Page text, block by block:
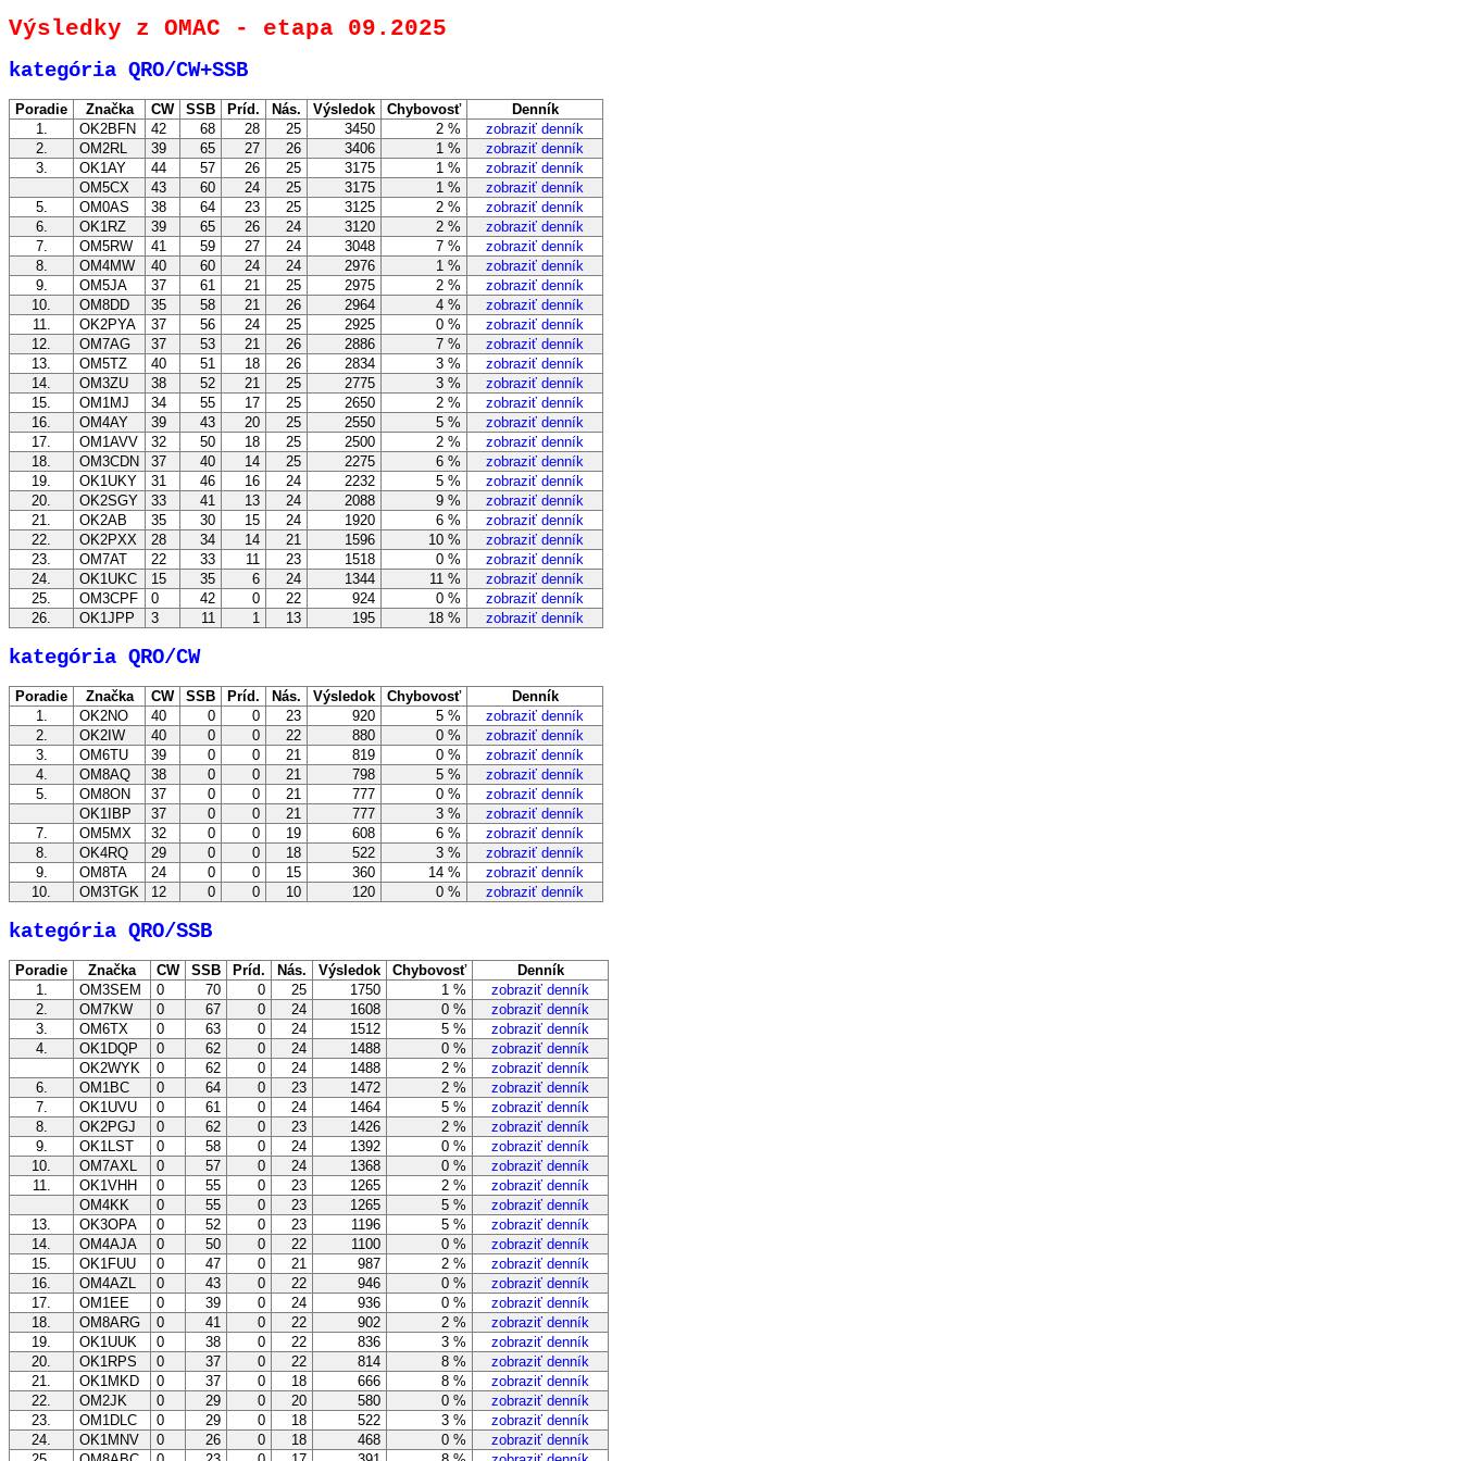
Výsledky z OMAC - etapa 09.2025
kategória QRO/CW+SSB
Poradie Značka CW SSB Príd. Nás. Výsledok Chybovosť
Denník
1.
OK2BFN 42 68 28 25 3450 2 %
zobraziť denník
2.
OM2RL 39 65 27 26 3406 1 %
zobraziť denník
3.
OK1AY 44 57 26 25 3175 1 %
zobraziť denník
OM5CX
43 60 24 25 3175 1 %
zobraziť denník
5.
OM0AS 38 64 23 25 3125 2 %
zobraziť denník
6.
OK1RZ 39 65 26 24 3120 2 %
zobraziť denník
7.
OM5RW 41 59 27 24 3048 7 %
zobraziť denník
8.
OM4MW 40 60 24 24 2976 1 %
zobraziť denník
9.
OM5JA 37 61 21 25 2975 2 %
zobraziť denník
10.
OM8DD 35 58 21 26 2964 4 %
zobraziť denník
11.
OK2PYA 37 56 24 25 2925 0 %
zobraziť denník
12.
OM7AG 37 53 21 26 2886 7 %
zobraziť denník
13.
OM5TZ 40 51 18 26 2834 3 %
zobraziť denník
14.
OM3ZU 38 52 21 25 2775 3 %
zobraziť denník
15.
OM1MJ 34 55 17 25 2650 2 %
zobraziť denník
16.
OM4AY 39 43 20 25 2550 5 %
zobraziť denník
17.
OM1AVV 32 50 18 25 2500 2 %
zobraziť denník
18.
OM3CDN 37 40 14 25 2275 6 %
zobraziť denník
19.
OK1UKY 31 46 16 24 2232 5 %
zobraziť denník
20.
OK2SGY 33 41 13 24 2088 9 %
zobraziť denník
21.
OK2AB 35 30 15 24 1920 6 %
zobraziť denník
22.
OK2PXX 28 34 14 21 1596 10 %
zobraziť denník
23.
OM7AT 22 33 11 23 1518 0 %
zobraziť denník
24.
OK1UKC 15 35 6 24 1344 11 %
zobraziť denník
25.
OM3CPF 0 42 0 22 924 0 %
zobraziť denník
26.
OK1JPP 3 11 1 13 195 18 % zobraziť denník
kategória QRO/CW
Poradie Značka CW SSB Príd. Nás. Výsledok Chybovosť
Denník
1.
OK2NO 40 0 0 23 920 5 %
zobraziť denník
2.
OK2IW 40 0 0 22 880 0 %
zobraziť denník
3.
OM6TU 39 0 0 21 819 0 %
zobraziť denník
4.
OM8AQ 38 0 0 21 798 5 %
zobraziť denník
5.
OM8ON 37 0 0 21 777 0 %
zobraziť denník
OK1IBP
37 0 0 21 777 3 %
zobraziť denník
7.
OM5MX 32 0 0 19 608 6 %
zobraziť denník
8.
OK4RQ 29 0 0 18 522 3 %
zobraziť denník
9.
OM8TA 24 0 0 15 360 14 %
zobraziť denník
10.
OM3TGK 12 0 0 10 120 0 % zobraziť denník
kategória QRO/SSB
Poradie Značka CW SSB Príd. Nás. Výsledok Chybovosť
Denník
1.
OM3SEM 0 70 0 25 1750 1 %
zobraziť denník
2.
OM7KW 0 67 0 24 1608 0 %
zobraziť denník
3.
OM6TX 0 63 0 24 1512 5 %
zobraziť denník
4.
OK1DQP 0 62 0 24 1488 0 %
zobraziť denník
OK2WYK
0 62 0 24 1488 2 %
zobraziť denník
6.
OM1BC 0 64 0 23 1472 2 %
zobraziť denník
7.
OK1UVU 0 61 0 24 1464 5 %
zobraziť denník
8.
OK2PGJ 0 62 0 23 1426 2 %
zobraziť denník
9.
OK1LST 0 58 0 24 1392 0 %
zobraziť denník
10.
OM7AXL 0 57 0 24 1368 0 %
zobraziť denník
11.
OK1VHH 0 55 0 23 1265 2 %
zobraziť denník
OM4KK
0 55 0 23 1265 5 %
zobraziť denník
13.
OK3OPA 0 52 0 23 1196 5 %
zobraziť denník
14.
OM4AJA 0 50 0 22 1100 0 %
zobraziť denník
15.
OK1FUU 0 47 0 21 987 2 %
zobraziť denník
16.
OM4AZL 0 43 0 22 946 0 %
zobraziť denník
17.
OM1EE 0 39 0 24 936 0 %
zobraziť denník
18.
OM8ARG 0 41 0 22 902 2 %
zobraziť denník
19.
OK1UUK 0 38 0 22 836 3 %
zobraziť denník
20.
OK1RPS 0 37 0 22 814 8 %
zobraziť denník
21.
OK1MKD 0 37 0 18 666 8 %
zobraziť denník
22.
OM2JK 0 29 0 20 580 0 %
zobraziť denník
23.
OM1DLC 0 29 0 18 522 3 %
zobraziť denník
24.
OK1MNV 0 26 0 18 468 0 %
zobraziť denník